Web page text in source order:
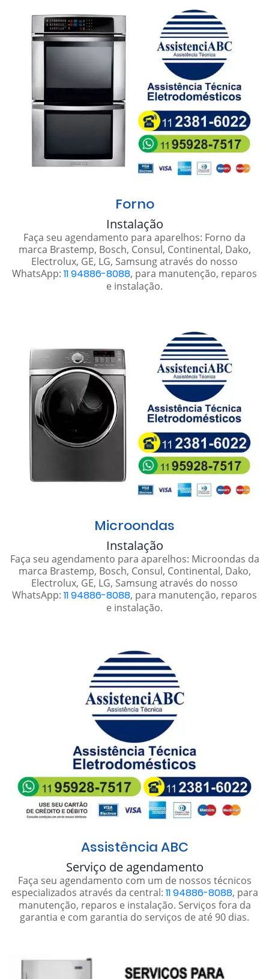
Forno
Instalação
Faça seu agendamento para aparelhos: Forno da
marca Brastemp, Bosch, Consul, Continental, Dako,
Electrolux, GE, LG, Samsung através do nosso
WhatsApp: 11 94886-8088, para manutenção, reparos
e instalação.
Microondas
Instalação
Faça seu agendamento para aparelhos: Microondas da
marca Brastemp, Bosch, Consul, Continental, Dako,
Electrolux, GE, LG, Samsung através do nosso
WhatsApp: 11 94886-8088, para manutenção, reparos
e instalação.
Assistência ABC
Serviço de agendamento
Faça seu agendamento com um de nossos técnicos
especializados através da central: 11 94886-8088, para
manutenção, reparos e instalação. Serviços fora da
garantia e com garantia do serviços de até 90 dias.